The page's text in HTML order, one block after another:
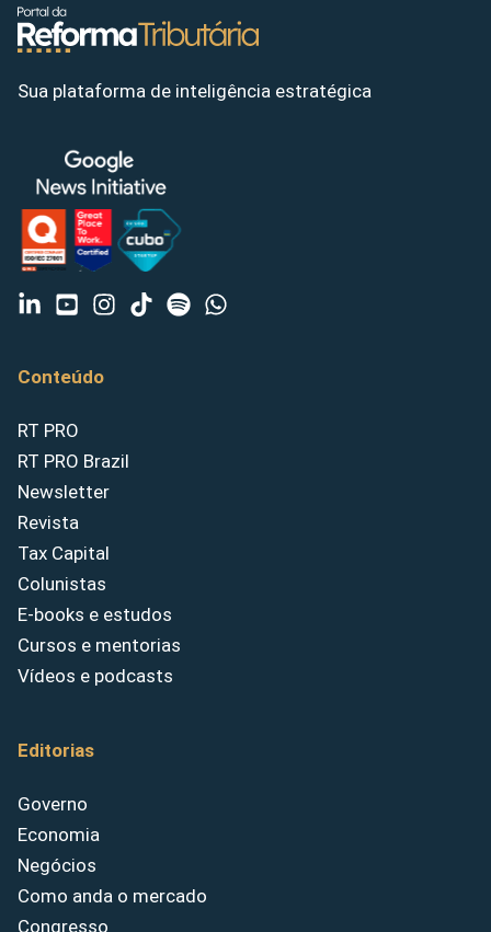
Sua plataforma de inteligência estratégica
Conteúdo
RT PRO
RT PRO Brazil
Newsletter
Revista
Tax Capital
Colunistas
E-books e estudos
Cursos e mentorias
Vídeos e podcasts
Editorias
Governo
Economia
Negócios
Como anda o mercado
Congresso